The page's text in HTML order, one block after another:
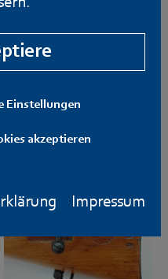
Einstellungen
akzeptieren
Impressum